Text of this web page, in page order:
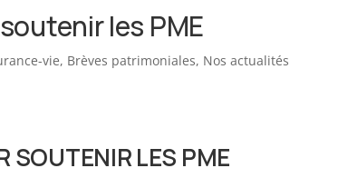
les PME
vie, Brèves patrimoniales, Nos actualités
SOUTENIR LES PME